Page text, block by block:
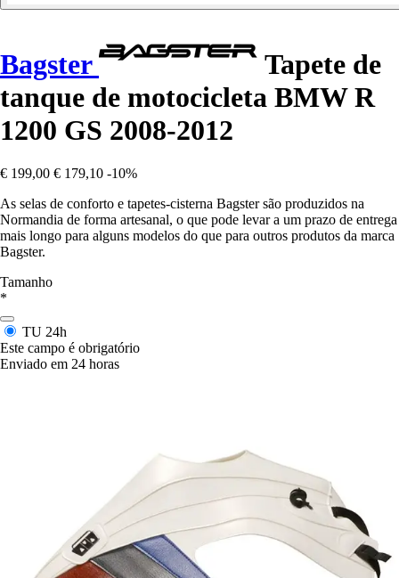
Bagster
Tapete de
tanque de motocicleta BMW R
1200 GS 2008-2012
€ 199,00 € 179,10 -10%
As selas de conforto e tapetes-cisterna Bagster são produzidos na
Normandia de forma artesanal, o que pode levar a um prazo de entrega
mais longo para alguns modelos do que para outros produtos da marca
Bagster.
Tamanho
*
TU 24h
Este campo é obrigatório
Enviado em 24 horas